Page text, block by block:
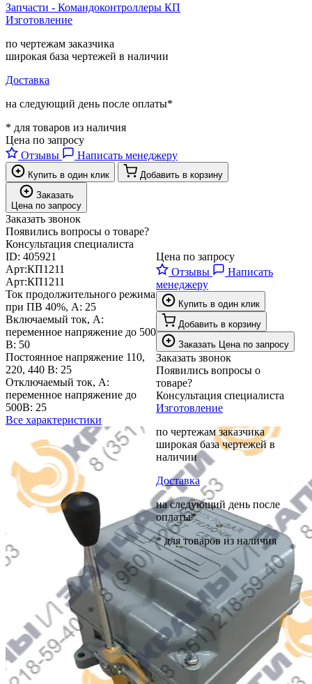
Запчасти - Командоконтроллеры КП
Изготовление
по чертежам заказчика
широкая база чертежей в наличии
Доставка
на следующий день после оплаты*
* для товаров из наличия
Цена по запросу
Отзывы
Написать менеджеру
Купить в один клик
Добавить в корзину
Заказать
Цена по запросу
Заказать звонок
Появились вопросы о товаре?
Консультация специалиста
ID: 405921
Арт:КП1211
Арт:КП1211
Ток продолжительного режима
при ПВ 40%, А: 25
Включаемый ток, А:
переменное напряжение до 500
В: 50
Постоянное напряжение 110,
220, 440 В: 25
Отключаемый ток, А:
переменное напряжение до
500В: 25
Все характеристики
Цена по запросу
Отзывы
Написать
менеджеру
Купить в один клик
Добавить в корзину
Заказать Цена по запросу
Заказать звонок
Появились вопросы о
товаре?
Консультация специалиста
Изготовление
по чертежам заказчика
широкая база чертежей в
наличии
Доставка
на следующий день после
оплаты*
* для товаров из наличия